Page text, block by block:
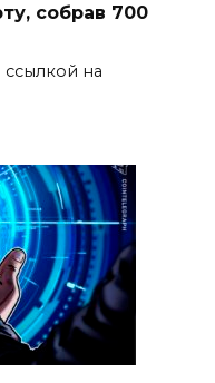
собрав 700
на